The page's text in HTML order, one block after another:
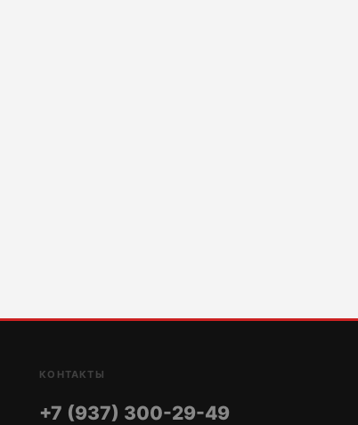
КОНТАКТЫ
+7 (937) 300-29-49